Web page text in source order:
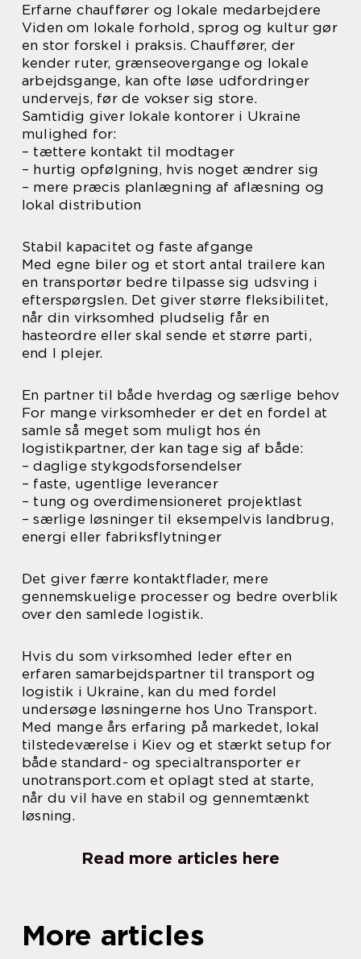
Erfarne chauffører og lokale medarbejdere
Viden om lokale forhold, sprog og kultur gør
en stor forskel i praksis. Chauffører, der
kender ruter, grænseovergange og lokale
arbejdsgange, kan ofte løse udfordringer
undervejs, før de vokser sig store.
Samtidig giver lokale kontorer i Ukraine
mulighed for:
– tættere kontakt til modtager
– hurtig opfølgning, hvis noget ændrer sig
– mere præcis planlægning af aflæsning og
lokal distribution
Stabil kapacitet og faste afgange
Med egne biler og et stort antal trailere kan
en transportør bedre tilpasse sig udsving i
efterspørgslen. Det giver større fleksibilitet,
når din virksomhed pludselig får en
hasteordre eller skal sende et større parti,
end I plejer.
En partner til både hverdag og særlige behov
For mange virksomheder er det en fordel at
samle så meget som muligt hos én
logistikpartner, der kan tage sig af både:
– daglige stykgodsforsendelser
– faste, ugentlige leverancer
– tung og overdimensioneret projektlast
– særlige løsninger til eksempelvis landbrug,
energi eller fabriksflytninger
Det giver færre kontaktflader, mere
gennemskuelige processer og bedre overblik
over den samlede logistik.
Hvis du som virksomhed leder efter en
erfaren samarbejdspartner til transport og
logistik i Ukraine, kan du med fordel
undersøge løsningerne hos Uno Transport.
Med mange års erfaring på markedet, lokal
tilstedeværelse i Kiev og et stærkt setup for
både standard- og specialtransporter er
unotransport.com et oplagt sted at starte,
når du vil have en stabil og gennemtænkt
løsning.
Read more articles here
More articles